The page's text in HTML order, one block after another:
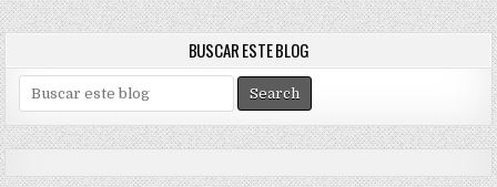
BUSCAR ESTE BLOG
e
a
r
c